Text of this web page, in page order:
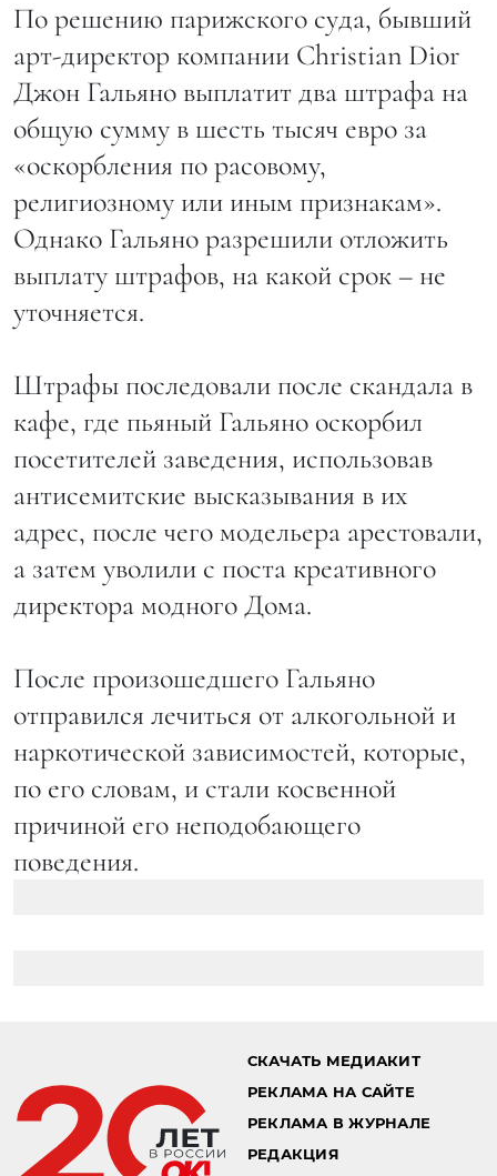
По решению парижского суда, бывший
арт-директор компании Christian Dior
Джон Гальяно выплатит два штрафа на
общую сумму в шесть тысяч евро за
«оскорбления по расовому,
религиозному или иным признакам».
Однако Гальяно разрешили отложить
выплату штрафов, на какой срок – не
уточняется.
Штрафы последовали после скандала в
кафе, где пьяный Гальяно оскорбил
посетителей заведения, использовав
антисемитские высказывания в их
адрес, после чего модельера арестовали,
а затем уволили с поста креативного
директора модного Дома.
После произошедшего Гальяно
отправился лечиться от алкогольной и
наркотической зависимостей, которые,
по его словам, и стали косвенной
причиной его неподобающего
поведения.
СКАЧАТЬ МЕДИАКИТ
РЕКЛАМА НА САЙТЕ
РЕКЛАМА В ЖУРНАЛЕ
РЕДАКЦИЯ